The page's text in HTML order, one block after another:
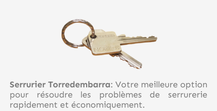
Serrurier Torredembarra: Votre meilleure option
pour résoudre les problèmes de serrurerie
rapidement et économiquement.